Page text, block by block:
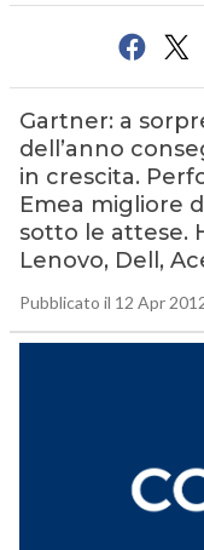
Gartner: a
dell’anno
in crescita.
Emea migliore
sotto le attese.
Lenovo, Dell,
Pubblicato il 12 Apr